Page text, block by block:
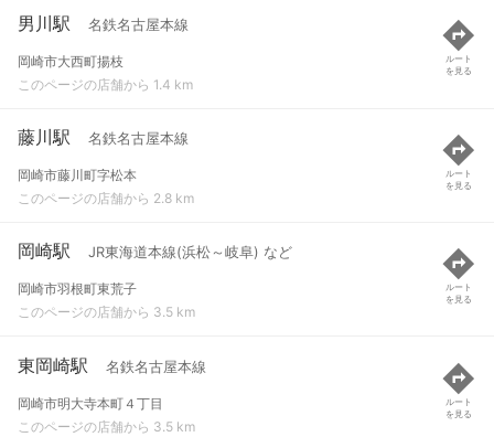
男川駅 名鉄名古屋本線
岡崎市大西町揚枝
このページの店舗から 1.4 km
ルート
を見る
藤川駅 名鉄名古屋本線
岡崎市藤川町字松本
このページの店舗から 2.8 km
ルート
を見る
岡崎駅 JR東海道本線(浜松～岐阜) など
岡崎市羽根町東荒子
このページの店舗から 3.5 km
ルート
を見る
東岡崎駅 名鉄名古屋本線
岡崎市明大寺本町４丁目
このページの店舗から 3.5 km
ルート
を見る